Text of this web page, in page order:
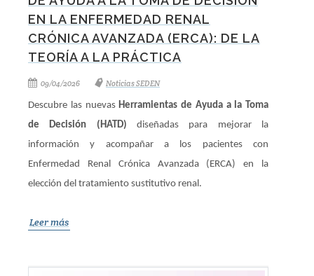
EN LA ENFERMEDAD RENAL
CRÓNICA AVANZADA (ERCA): DE LA
TEORÍA A LA PRÁCTICA
09/04/2026 Noticias SEDEN
Descubre las nuevas Herramientas de Ayuda a la Toma
de Decisión (HATD) diseñadas para mejorar la
información y acompañar a los pacientes con
Enfermedad Renal Crónica Avanzada (ERCA) en la
elección del tratamiento sustitutivo renal.
Leer más